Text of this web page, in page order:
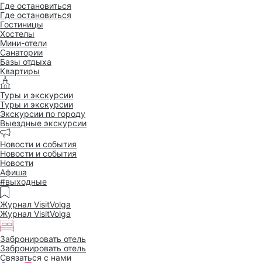
Где остановиться
Где остановиться
Гостиницы
Хостелы
Мини-отели
Санатории
Базы отдыха
Квартиры
Туры и экскурсии
Туры и экскурсии
Экскурсии по городу
Выездные экскурсии
Новости и события
Новости и события
Новости
Афиша
#выходные
Журнал VisitVolga
Журнал VisitVolga
Забронировать отель
Забронировать отель
Связаться с нами